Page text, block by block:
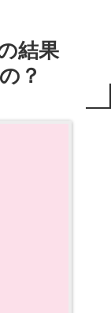
結果
の？